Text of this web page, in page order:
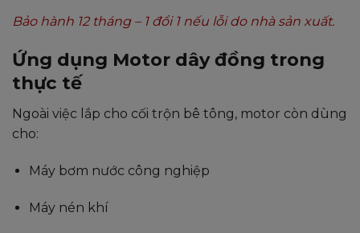
Bảo hành 12 tháng – 1 đổi 1 nếu lỗi do nhà sản xuất.
Ứng dụng Motor dây đồng trong
thực tế
Ngoài việc lắp cho cối trộn bê tông, motor còn dùng
cho:
Máy bơm nước công nghiệp
Máy nén khí